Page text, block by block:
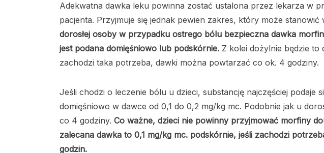
Adekwatna dawka leku powinna zostać ustalona przez lekarza w
pacjenta. Przyjmuje się jednak pewien zakres, który może stanowić
dorosłej osoby w przypadku ostrego bólu bezpieczna dawka
jest podana domięśniowo lub podskórnie. Z kolei dożylnie będzie to
zachodzi taka potrzeba, dawki można powtarzać co ok. 4 godziny.
Jeśli chodzi o leczenie bólu u dzieci, substancję najczęściej podaje
domięśniowo w dawce od 0,1 do 0,2 mg/kg mc. Podobnie jak u
co 4 godziny. Co ważne, dzieci nie powinny przyjmować morfiny
zalecana dawka to 0,1 mg/kg mc. podskórnie, jeśli zachodzi
godzin.